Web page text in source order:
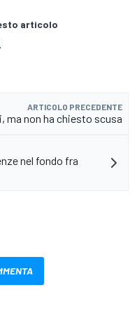
articolo
ARTICOLO PRECEDENTE
ma non ha chiesto scusa
nel fondo fra